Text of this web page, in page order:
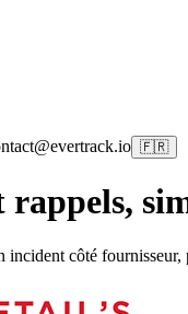
🇫🇷
rappels,
côté